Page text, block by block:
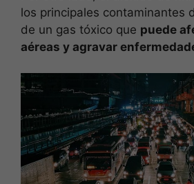
los principales contaminantes
de un gas tóxico que puede
aéreas y agravar